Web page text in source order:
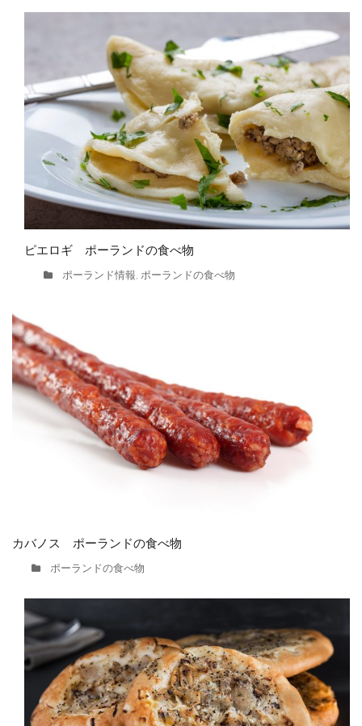
ピエロギ ポーランドの食べ物
ポーランド情報, ポーランドの食べ物
カバノス ポーランドの食べ物
ポーランドの食べ物